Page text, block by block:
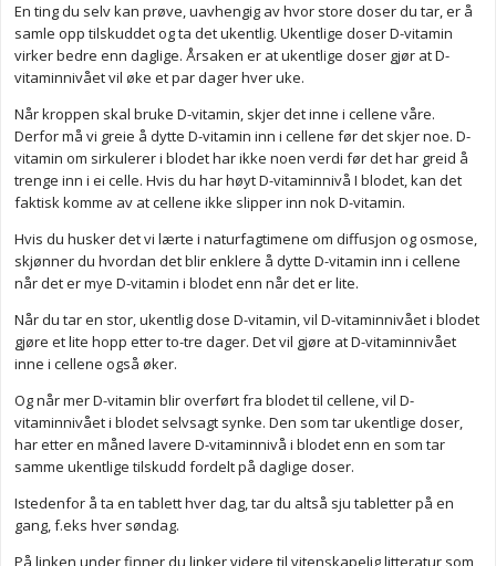
En ting du selv kan prøve, uavhengig av hvor store doser du tar, er å
samle opp tilskuddet og ta det ukentlig. Ukentlige doser D-vitamin
virker bedre enn daglige. Årsaken er at ukentlige doser gjør at D-
vitaminnivået vil øke et par dager hver uke.
Når kroppen skal bruke D-vitamin, skjer det inne i cellene våre.
Derfor må vi greie å dytte D-vitamin inn i cellene før det skjer noe. D-
vitamin om sirkulerer i blodet har ikke noen verdi før det har greid å
trenge inn i ei celle. Hvis du har høyt D-vitaminnivå I blodet, kan det
faktisk komme av at cellene ikke slipper inn nok D-vitamin.
Hvis du husker det vi lærte i naturfagtimene om diffusjon og osmose,
skjønner du hvordan det blir enklere å dytte D-vitamin inn i cellene
når det er mye D-vitamin i blodet enn når det er lite.
Når du tar en stor, ukentlig dose D-vitamin, vil D-vitaminnivået i blodet
gjøre et lite hopp etter to-tre dager. Det vil gjøre at D-vitaminnivået
inne i cellene også øker.
Og når mer D-vitamin blir overført fra blodet til cellene, vil D-
vitaminnivået i blodet selvsagt synke. Den som tar ukentlige doser,
har etter en måned lavere D-vitaminnivå i blodet enn en som tar
samme ukentlige tilskudd fordelt på daglige doser.
Istedenfor å ta en tablett hver dag, tar du altså sju tabletter på en
gang, f.eks hver søndag.
På linken under finner du linker videre til vitenskapelig litteratur som